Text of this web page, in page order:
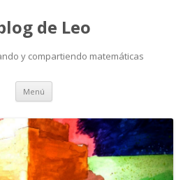
de Leo
y compartiendo matemáticas
Menú Saltar
contenido